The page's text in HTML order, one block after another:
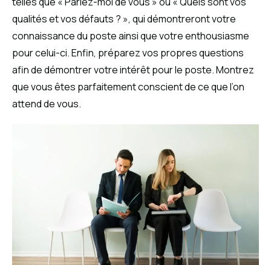
qualités et vos défauts ? », qui démontreront votre
connaissance du poste ainsi que votre enthousiasme
pour celui-ci. Enfin, préparez vos propres questions
afin de démontrer votre intérêt pour le poste. Montrez
que vous êtes parfaitement conscient de ce que l’on
attend de vous.